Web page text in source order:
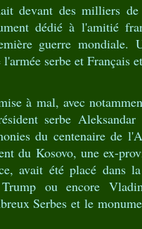
devant des milliers
dédié à l'amitié
guerre mondiale.
serbe et Français
à mal, avec
serbe
du centenaire de
du Kosovo, une ex-
avait été placé dans
ou encore
Serbes et le